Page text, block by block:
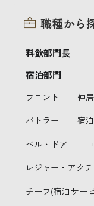
職種から
料飲部門長
宿泊部門
フロント ｜ 仲
バトラー ｜ 宿
ベル・ドア ｜
レジャー・アク
チーフ(宿泊サー